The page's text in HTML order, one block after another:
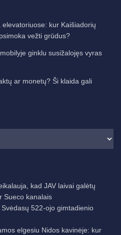
kur Kaišiadorių
vežti grūdus?
ginklu susižalojęs vyras
ar monetų? Ši klaida gali
kad JAV laivai galėtų
Sueco kanalais
522-ojo gimtadienio
elgesiu Nidos kavinėje: kur